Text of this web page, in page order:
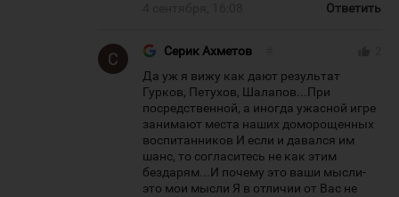
Ответить
Серик Ахметов
Да уж я вижу как дают результат
Гурков, Петухов, Шалапов...При
посредственной, а иногда ужасной игре
занимают места наших доморощенных
воспитанников И если и давался им
шанс, то согласитесь не как этим
бездарям...И почему это ваши мысли-
это мои мысли Я в отличии от Вас не